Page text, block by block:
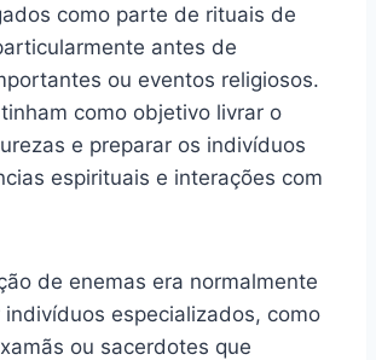
como parte de rituais de
antes de
ou eventos religiosos.
como objetivo livrar o
e preparar os indivíduos
espirituais e interações com
de enemas era normalmente
indivíduos especializados, como
ou sacerdotes que